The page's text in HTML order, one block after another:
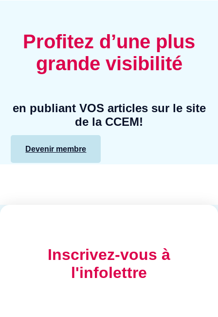
Profitez d’une plus
grande visibilité
en publiant VOS articles sur le site
de la CCEM!
Devenir membre
Inscrivez-vous à
l'infolettre